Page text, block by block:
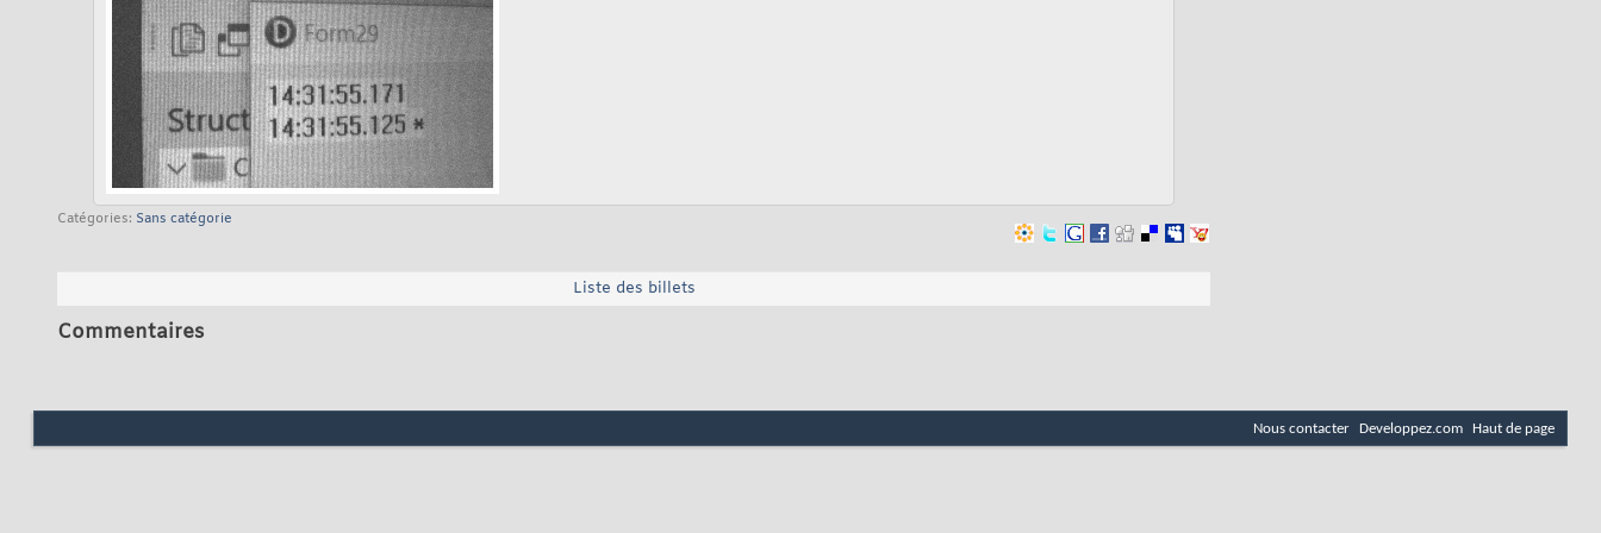
Catégories Sans catégorie
Liste des billets
Commentaires
Nous contacter Developpez.com Haut de page